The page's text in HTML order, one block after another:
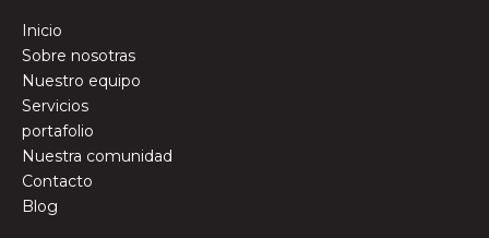
Inicio
Sobre nosotras
Nuestro equipo
Servicios
portafolio
Nuestra comunidad
Contacto
Blog